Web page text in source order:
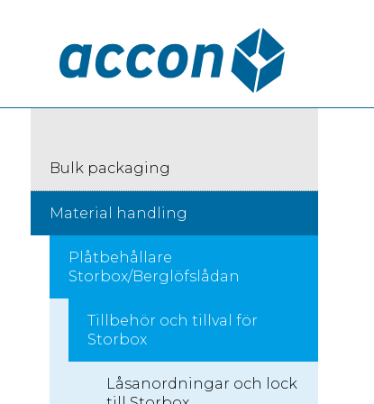
Bulk packaging
Material handling
Plåtbehållare
Storbox/Berglöfslådan
Tillbehör och tillval för
Storbox
Låsanordningar och lock